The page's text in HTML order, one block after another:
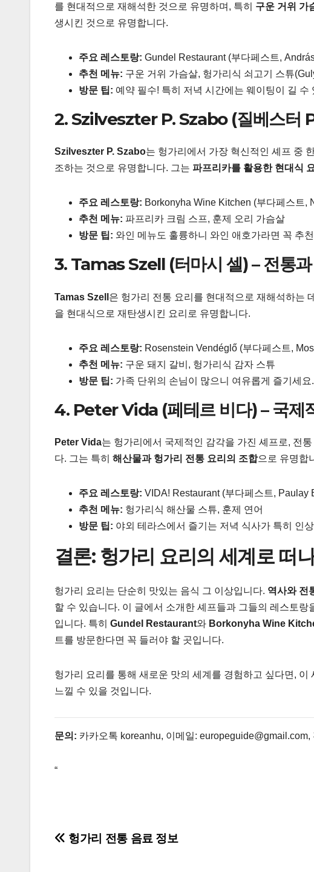
를 현대적으로 재해석한 것으로 유명하며, 특히 구운 거위 가
생시킨 것으로 유명합니다.
주요 레스토랑: Gundel Restaurant (부다페스트,
추천 메뉴: 구운 거위 가슴살, 헝가리식 쇠고기 스튜
방문 팁: 예약 필수! 특히 저녁 시간에는 웨이팅이 길 수
2. Szilveszter P. Szabo (질베스터
Szilveszter P. Szabo는 헝가리에서 가장 혁신적인 셰프 중
조하는 것으로 유명합니다. 그는 파프리카를 활용한 현대식
주요 레스토랑: Borkonyha Wine Kitchen (부다페스트,
추천 메뉴: 파프리카 크림 스프, 훈제 오리 가슴살
방문 팁: 와인 메뉴도 훌륭하니 와인 애호가라면 꼭 추
3. Tamas Szell (터마시 셀) – 전통
Tamas Szell 은 헝가리 전통 요리를 현대적으로 재해석하는
을 현대식으로 재탄생시킨 요리로 유명합니다.
주요 레스토랑: Rosenstein Vendéglő (부다페스트,
추천 메뉴: 구운 돼지 갈비, 헝가리식 감자 스튜
방문 팁: 가족 단위의 손님이 많으니 여유롭게 즐기세요.
4. Peter Vida (페테르 비다) – 국제
Peter Vida는 헝가리에서 국제적인 감각을 가진 셰프로, 전
다. 그는 특히 해산물과 헝가리 전통 요리의 조합으로 유명합
주요 레스토랑: VIDA! Restaurant (부다페스트, Paulay
추천 메뉴: 헝가리식 해산물 스튜, 훈제 연어
방문 팁: 야외 테라스에서 즐기는 저녁 식사가 특히 인
결론: 헝가리 요리의 세계로 떠
헝가리 요리는 단순히 맛있는 음식 그 이상입니다. 역사와 전
할 수 있습니다. 이 글에서 소개한 셰프들과 그들의 레스토
입니다. 특히 Gundel Restaurant와 Borkonyha Wine
트를 방문한다면 꼭 들러야 할 곳입니다.
헝가리 요리를 통해 새로운 맛의 세계를 경험하고 싶다면,
느낄 수 있을 것입니다.
문의: 카카오톡 koreanhu, 이메일:
“
글헝가리 전통 음료 정보